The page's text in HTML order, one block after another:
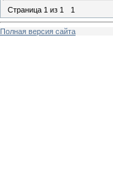
Страница 1 из 1 1
Полная версия сайта